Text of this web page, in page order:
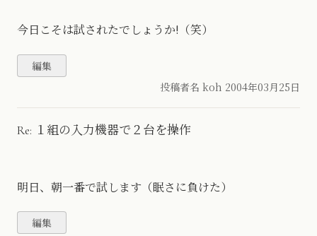
今日こそは試されたでしょうか!（笑）
投稿者名 koh 2004年03月25日
Re: １組の入力機器で２台を操作
明日、朝一番で試します（眠さに負けた）